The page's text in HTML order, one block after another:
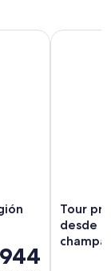
de Champagne
Tour
desde
Tour